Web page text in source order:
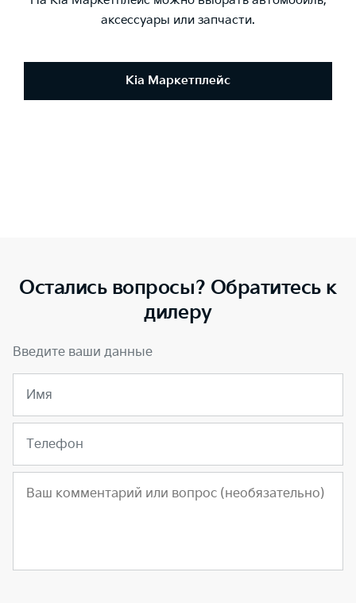
аксессуары или запчасти.
Kia Маркетплейс
Остались вопросы? Обратитесь к
дилеру
Введите ваши данные
Имя
Телефон